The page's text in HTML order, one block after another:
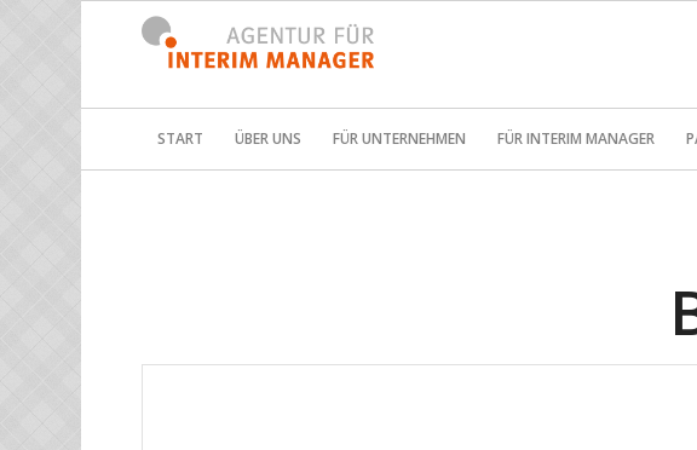
START ÜBER UNS FÜR UNTERNEHMEN FÜR INTERIM MANAGER